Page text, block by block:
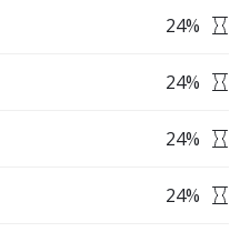
24%
24%
24%
24%